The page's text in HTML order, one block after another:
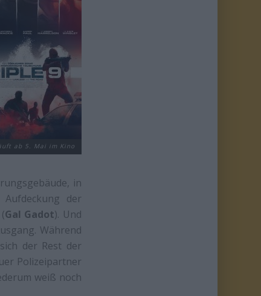
ab 5. Mai im Kino
in
der
Gal Gadot). Und
Während
der Rest der
Polizeipartner
weiß noch